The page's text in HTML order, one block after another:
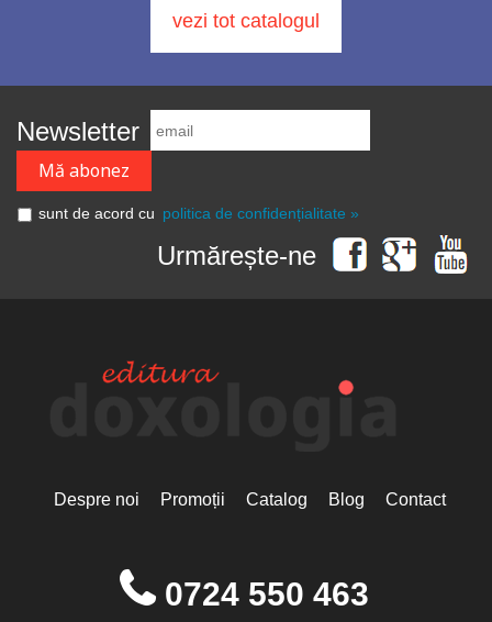
vezi tot catalogul
Newsletter
sunt de acord cu politica de confidențialitate »
Urmărește-ne
Despre noi Promoții Catalog Blog Contact
0724 550 463